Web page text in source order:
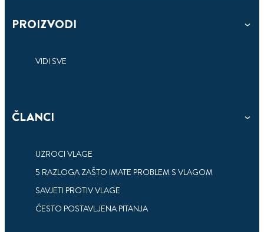
3 min
POSLJEDICE VIŠKA VLAGE
Spriječite vlagu i njene negativne posljedice.
PROIZVODI
VIDI SVE
ČLANCI
UZROCI VLAGE
5 RAZLOGA ZAŠTO IMATE PROBLEM S VLAGOM
SAVJETI PROTIV VLAGE
ČESTO POSTAVLJENA PITANJA